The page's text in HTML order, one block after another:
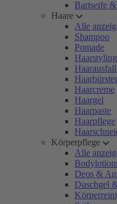
Bartseife
Haare
Alle
Shampoo
Pomade
Haarstyling
Haarcreme
Haargel
Haarpaste
Haarpflege
Körperpflege
Alle
Deos &
Duschgel